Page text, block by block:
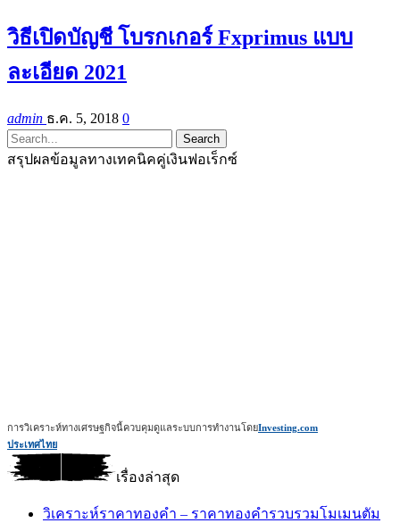
วิธีเปิดบัญชี โบรกเกอร์ Fxprimus แบบ
ละเอียด 2021
admin ธ.ค. 5, 2018 0
สรุปผลข้อมูลทางเทคนิคคู่เงินฟอเร็กซ์
การวิเคราะห์ทางเศรษฐกิจนี้ควบคุมดูแลระบบการทำงานโดยInvesting.com
ประเทศไทย
เรื่องล่าสุด
วิเคราะห์ราคาทองคำ – ราคาทองคำรวบรวมโมเมนตัม